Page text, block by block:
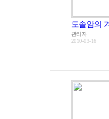
도솔암의
관리자
2010-03-16